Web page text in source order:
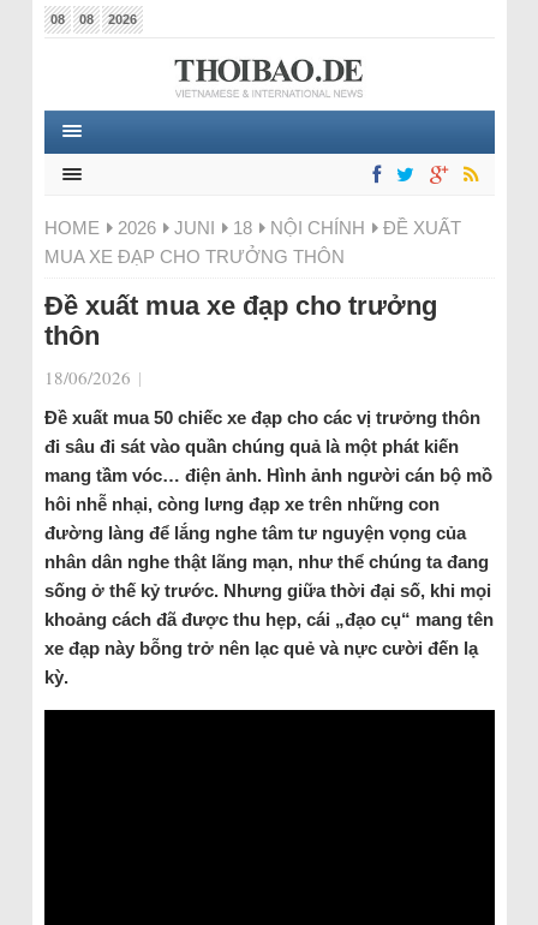
08 08 2026
HOME 2026 JUNI 18 NỘI CHÍNH
ĐỀ XUẤT
MUA XE ĐẠP CHO TRƯỞNG THÔN
Đề xuất mua xe đạp cho trưởng
thôn
18/06/2026 |
Đề xuất mua 50 chiếc xe đạp cho các vị trưởng thôn
đi sâu đi sát vào quần chúng quả là một phát kiến
mang tầm vóc… điện ảnh. Hình ảnh người cán bộ mồ
hôi nhễ nhại, còng lưng đạp xe trên những con
đường làng để lắng nghe tâm tư nguyện vọng của
nhân dân nghe thật lãng mạn, như thể chúng ta đang
sống ở thế kỷ trước. Nhưng giữa thời đại số, khi mọi
khoảng cách đã được thu hẹp, cái „đạo cụ“ mang tên
xe đạp này bỗng trở nên lạc quẻ và nực cười đến lạ
kỳ.